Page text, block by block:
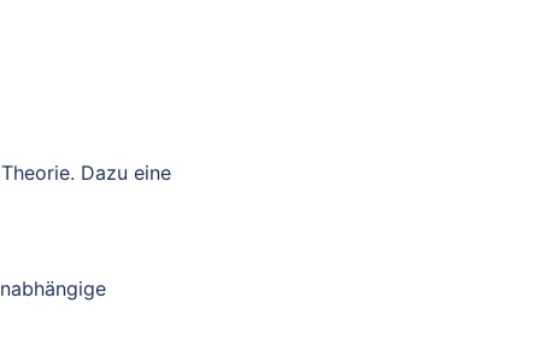
Dazu eine